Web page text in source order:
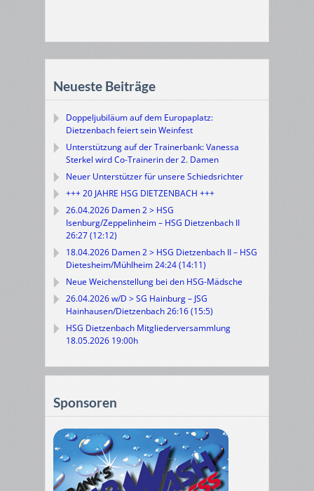
Neueste Beiträge
Doppeljubiläum auf dem Europaplatz:
Dietzenbach feiert sein Weinfest
Unterstützung auf der Trainerbank: Vanessa
Sterkel wird Co-Trainerin der 2. Damen
Neuer Unterstützer für unsere Schiedsrichter
+++ 20 JAHRE HSG DIETZENBACH +++
26.04.2026 Damen 2 > HSG
Isenburg/Zeppelinheim – HSG Dietzenbach II
26:27 (12:12)
18.04.2026 Damen 2 > HSG Dietzenbach II – HSG
Dietesheim/Mühlheim 24:24 (14:11)
Neue Weichenstellung bei den HSG-Mädsche
26.04.2026 w/D > SG Hainburg – JSG
Hainhausen/Dietzenbach 26:16 (15:5)
HSG Dietzenbach Mitgliederversammlung
18.05.2026 19:00h
Sponsoren